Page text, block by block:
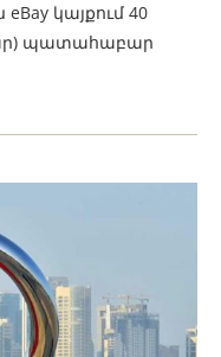
կայքում 40
պատահաբար